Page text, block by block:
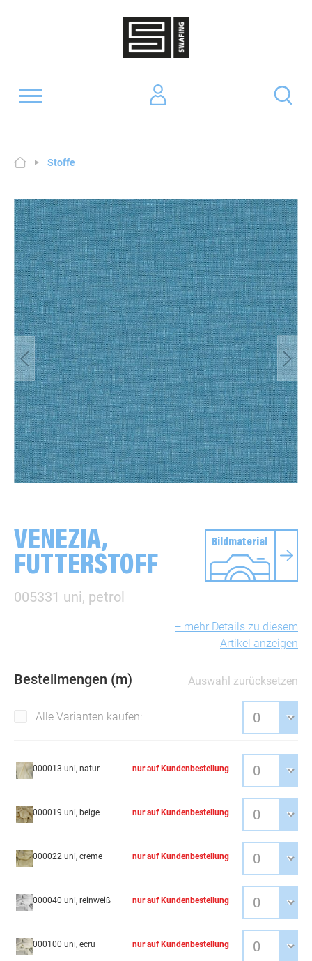
Stoffe
VENEZIA,
FUTTERSTOFF
005331 uni, petrol
Bildmaterial
+ mehr Details zu diesem
Artikel anzeigen
Bestellmengen (m) Auswahl zurücksetzen
Alle Varianten kaufen:
000013 uni, natur nur auf Kundenbestellung
000019 uni, beige nur auf Kundenbestellung
000022 uni, creme nur auf Kundenbestellung
000040 uni, reinweiß nur auf Kundenbestellung
000100 uni, ecru nur auf Kundenbestellung